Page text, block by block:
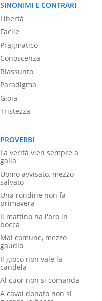
SINONIMI E CONTRARI
Libertà
Facile
Pragmatico
Conoscenza
Riassunto
Paradigma
Gioia
Tristezza
PROVERBI
La verità vien sempre a
galla
Uomo avvisato, mezzo
salvato
Una rondine non fa
primavera
Il mattino ha l'oro in
bocca
Mal comune, mezzo
gaudio
Il gioco non vale la
candela
Al cuor non si comanda
A caval donato non si